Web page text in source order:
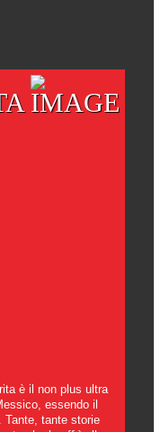
è il non plus ultra
essendo il
Tante, tante storie